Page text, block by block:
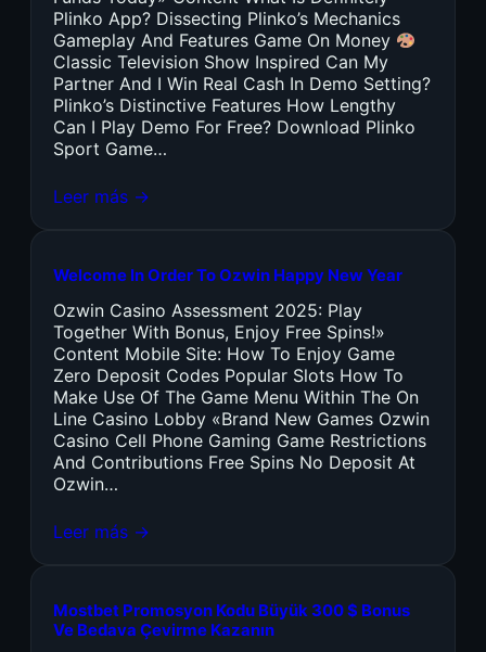
Plinko App? Dissecting Plinko’s Mechanics
Gameplay And Features Game On Money
Classic Television Show Inspired Can My
Partner And I Win Real Cash In Demo Setting?
Plinko’s Distinctive Features How Lengthy
Can I Play Demo For Free? Download Plinko
Sport Game…
Leer más →
Welcome In Order To Ozwin Happy New Year
Ozwin Casino Assessment 2025: Play
Together With Bonus, Enjoy Free Spins!»
Content Mobile Site: How To Enjoy Game
Zero Deposit Codes Popular Slots How To
Make Use Of The Game Menu Within The On
Line Casino Lobby «Brand New Games Ozwin
Casino Cell Phone Gaming Game Restrictions
And Contributions Free Spins No Deposit At
Ozwin…
Leer más →
Mostbet Promosyon Kodu Büyük 300 $ Bonus
Ve Bedava Çevirme Kazanın